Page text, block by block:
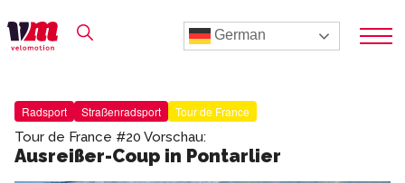
German
Radsport Straßenradsport Tour de France
Tour de France #20 Vorschau:
Ausreißer-Coup in Pontarlier